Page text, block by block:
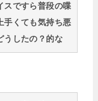
スですら普段の喋
手くても気持ち悪
うしたの？的な